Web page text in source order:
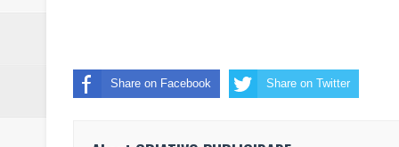
Share on Facebook Share on Twitter